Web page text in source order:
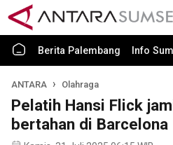
Berita Palembang Info
ANTARA Olahraga
Pelatih Hansi Flick
bertahan di Barcelona